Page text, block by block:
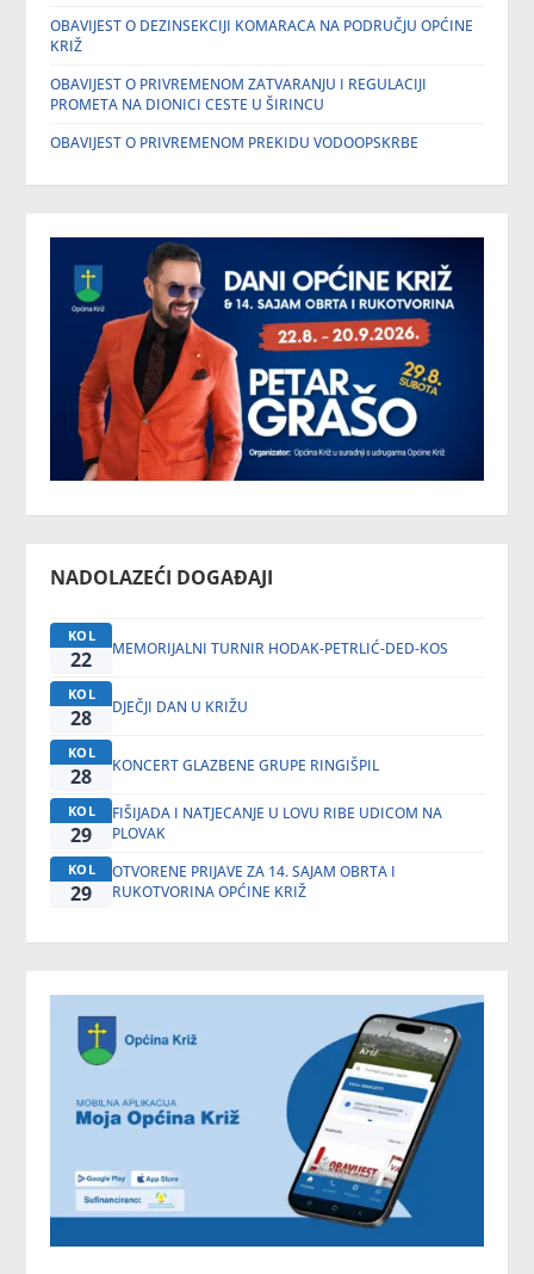
OBAVIJEST O DEZINSEKCIJI KOMARACA NA PODRUČJU OPĆINE
KRIŽ
OBAVIJEST O PRIVREMENOM ZATVARANJU I REGULACIJI
PROMETA NA DIONICI CESTE U ŠIRINCU
OBAVIJEST O PRIVREMENOM PREKIDU VODOOPSKRBE
NADOLAZEĆI DOGAĐAJI
KOL
22 MEMORIJALNI TURNIR HODAK-PETRLIĆ-DED-KOS
KOL
28 DJEČJI DAN U KRIŽU
KOL
28 KONCERT GLAZBENE GRUPE RINGIŠPIL
KOL
29
FIŠIJADA I NATJECANJE U LOVU RIBE UDICOM NA
PLOVAK
KOL
29
OTVORENE PRIJAVE ZA 14. SAJAM OBRTA I
RUKOTVORINA OPĆINE KRIŽ